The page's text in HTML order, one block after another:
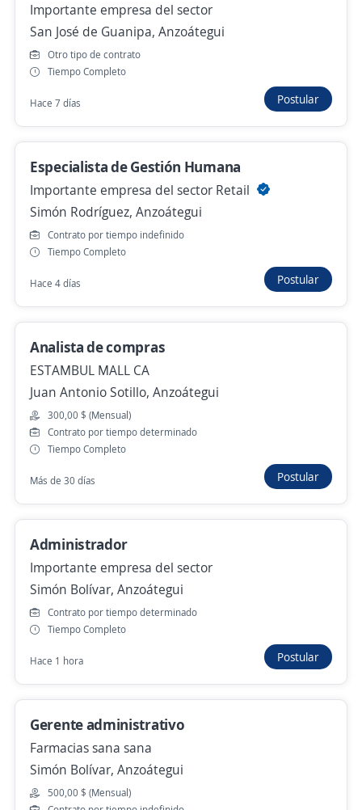
Se precisa Urgente
Analista de compras
Multiservicios Serviplus C.A,
Hace 6 días
Analista de Recursos Humanos
ONELINK, C.A.
Diego Bautista Urbaneja, Anzoátegui
300,00 $ (Mensual)
Analista de cuentas por cobrar
Corpo Alaska, C.A.
Juan Antonio Sotillo, Anzoátegui
Analista de tesorería
Centro de Especialidades Medicas Colina
Simón Bolívar, Anzoátegui
450,00 $ (Mensual)
Hace 7 días
Nuevas ofertas de empleo
Empleos similares
Importante empresa del sector
San José de Guanipa, Anzoátegui
Otro tipo de contrato
Tiempo Completo
Hace 7 días Postular
Especialista de Gestión Humana
Importante empresa del sector Retail
Simón Rodríguez, Anzoátegui
Contrato por tiempo indefinido
Tiempo Completo
Hace 4 días Postular
Analista de compras
ESTAMBUL MALL CA
Juan Antonio Sotillo, Anzoátegui
300,00 $ (Mensual)
Contrato por tiempo determinado
Tiempo Completo
Más de 30 días Postular
Administrador
Importante empresa del sector
Simón Bolívar, Anzoátegui
Contrato por tiempo determinado
Tiempo Completo
Hace 1 hora Postular
Gerente administrativo
Farmacias sana sana
Simón Bolívar, Anzoátegui
500,00 $ (Mensual)